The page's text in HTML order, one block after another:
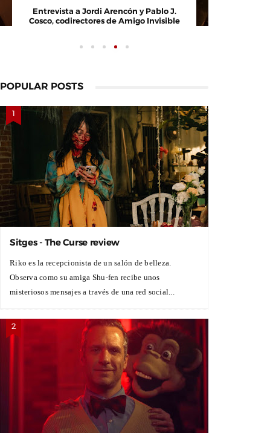
Entrevista a Jordi Arencón y Pablo J.
Cosco, codirectores de Amigo Invisible
POPULAR POSTS
Sitges - The Curse review
Riko es la recepcionista de un salón de belleza.
Observa como su amiga Shu-fen recibe unos
misteriosos mensajes a través de una red social...